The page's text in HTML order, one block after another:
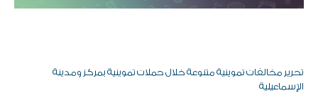
تحرير مخالفات تموينية متنوعة خلال حملات تموينية بمركز ومدينة
الإسماعيلية